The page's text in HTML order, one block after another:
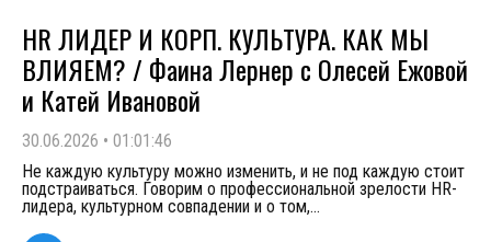
HR ЛИДЕР И КОРП. КУЛЬТУРА. КАК МЫ
ВЛИЯЕМ? / Фаина Лернер с Олесей Ежовой
и Катей Ивановой
30.06.2026 • 01:01:46
Не каждую культуру можно изменить, и не под каждую стоит
подстраиваться. Говорим о профессиональной зрелости HR-
лидера, культурном совпадении и о том,...